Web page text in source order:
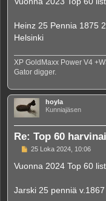
i
Heinz 25 Pennia 1875
Helsinki
XP GoldMaxx Power V4
Gator digger.
hoyla
Kunniajäsen
Re: Top 60
V
e
i
25 Loka 2024, 10:06
Vuonna 2024 Top 60
Jarski 25 penniä